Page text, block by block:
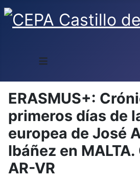
≡
ERASMUS+:
primeros días de
europea de José
Ibáñez en MALTA.
AR-VR